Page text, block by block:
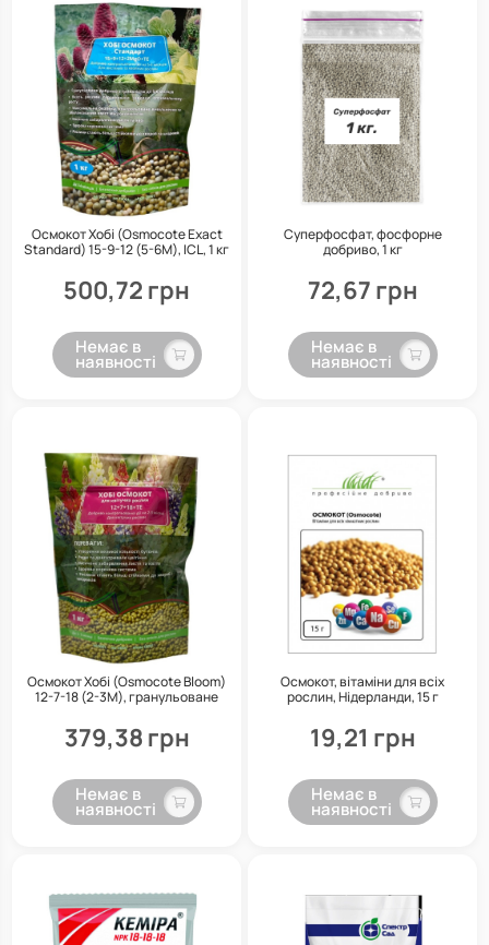
Осмокот Хобі (Osmocote Exact
Standard) 15-9-12 (5-6М), ICL, 1 кг
500,72 грн
Немає в
наявності
Суперфосфат, фосфорне
добриво, 1 кг
72,67 грн
Немає в
наявності
Осмокот Хобі (Osmocote Bloom)
12-7-18 (2-3М), гранульоване
ICL, 1 кг
379,38 грн
Немає в
наявності
Осмокот, вітаміни для всіх
рослин, Нідерланди, 15 г
19,21 грн
Немає в
наявності